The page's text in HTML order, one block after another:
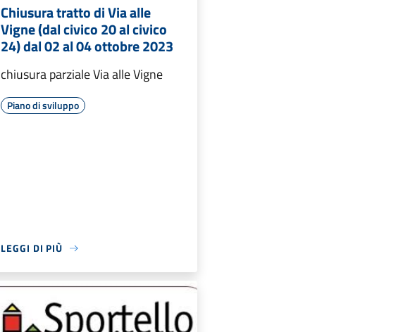
Chiusura tratto di Via alle
Vigne (dal civico 20 al civico
24) dal 02 al 04 ottobre 2023
chiusura parziale Via alle Vigne
Piano di sviluppo
LEGGI DI PIÙ